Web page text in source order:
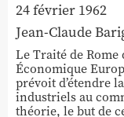
24 février 1962
Jean-Claude
Le Traité de
Économique
prévoit d’étendre
industriels au
théorie, le but de